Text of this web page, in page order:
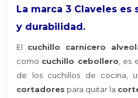
La marca 3 Claveles
y durabilidad.
El cuchillo carnicero
como cuchillo cebollero, es
de los cuchillos de cocina,
cortadores para quitar la